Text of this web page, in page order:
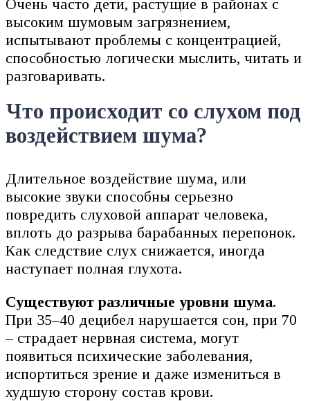
Очень часто дети, растущие в районах с
высоким шумовым загрязнением,
испытывают проблемы с концентрацией,
способностью логически мыслить, читать и
разговаривать.
Что происходит со слухом под
воздействием шума?
Длительное воздействие шума, или
высокие звуки способны серьезно
повредить слуховой аппарат человека,
вплоть до разрыва барабанных перепонок.
Как следствие слух снижается, иногда
наступает полная глухота.
Существуют различные уровни шума.
При 35–40 децибел нарушается сон, при 70
– страдает нервная система, могут
появиться психические заболевания,
испортиться зрение и даже измениться в
худшую сторону состав крови.